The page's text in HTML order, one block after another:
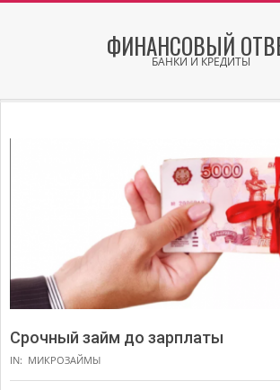
ФИНАНСОВЫЙ
БАНКИ И КРЕДИТЫ
Срочный займ до зарплаты
IN: МИКРОЗАЙМЫ